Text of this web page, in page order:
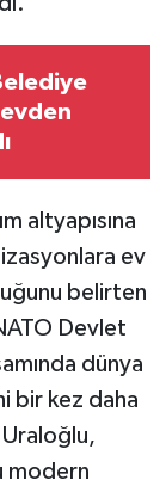
altyapısına
ev
belirten
Devlet
dünya
bir kez daha
modern